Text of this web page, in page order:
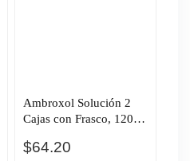
Ambroxol Solución 2
Cajas con Frasco, 120ml
$64.20